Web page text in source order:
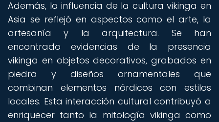
Además, la influencia de la cultura vikinga en
Asia se reflejó en aspectos como el arte, la
artesanía y la arquitectura. Se han
encontrado evidencias de la presencia
vikinga en objetos decorativos, grabados en
piedra y diseños ornamentales que
combinan elementos nórdicos con estilos
locales. Esta interacción cultural contribuyó a
enriquecer tanto la mitología vikinga como